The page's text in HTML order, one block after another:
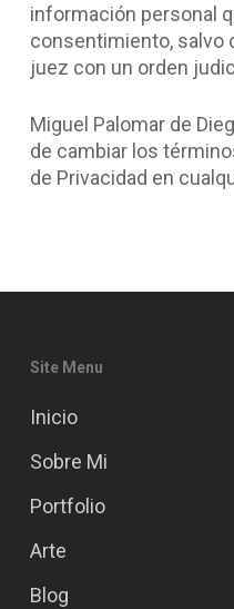
información personal
consentimiento, salvo
juez con un orden
Miguel Palomar de
de cambiar los
de Privacidad en
Site Menu
Inicio
Sobre Mi
Portfolio
Arte
Blog